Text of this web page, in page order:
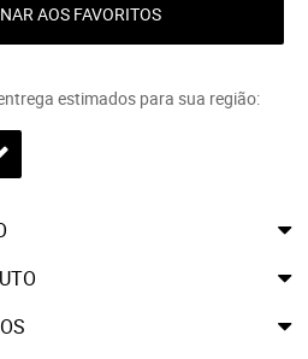
AOS FAVORITOS
estimados para sua região: